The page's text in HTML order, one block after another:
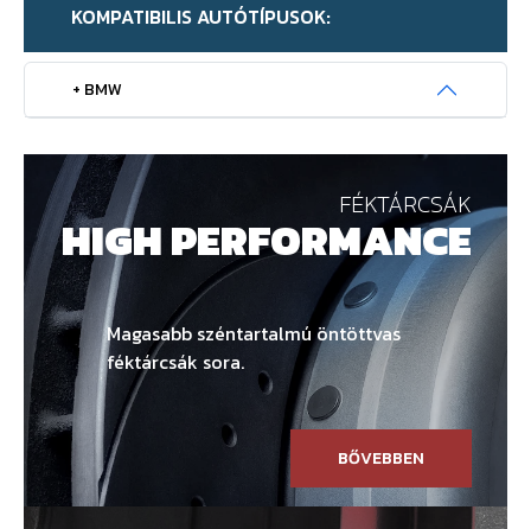
KOMPATIBILIS AUTÓTÍPUSOK:
+ BMW
FÉKTÁRCSÁK
HIGH PERFORMANCE
Magasabb széntartalmú öntöttvas
féktárcsák sora.
BŐVEBBEN